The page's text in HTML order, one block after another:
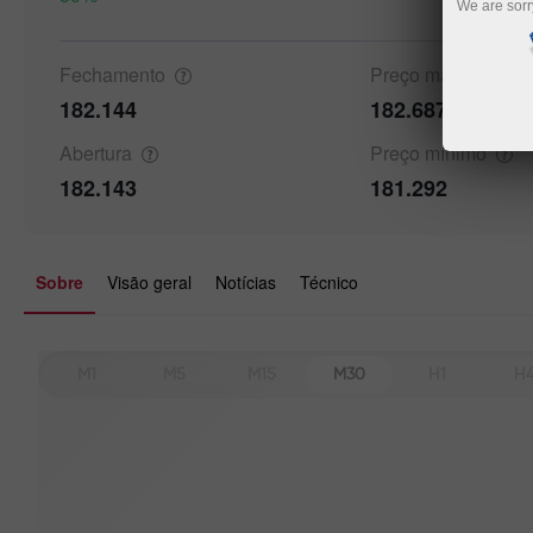
Fechamento
182.144
Preço
182.687
Abertura
182.143
Preço mínimo
181.292
Sobre Visão geral Notícias Técnico
M30
Details
We are